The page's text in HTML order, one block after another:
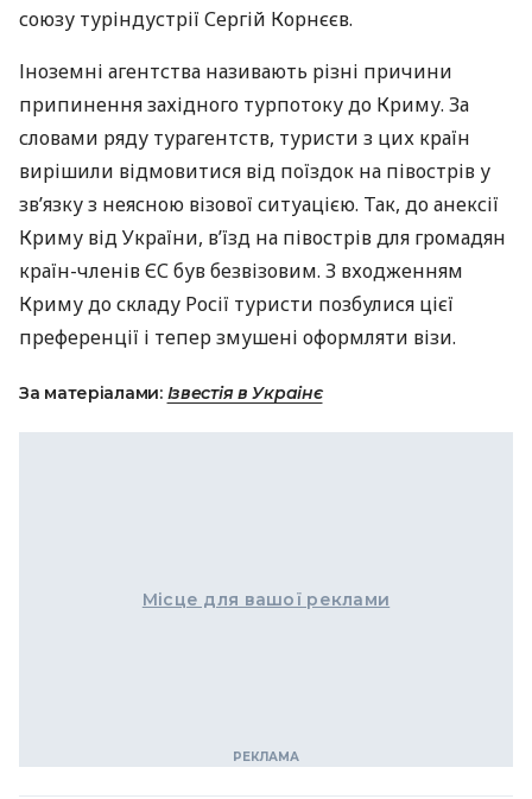
союзу туріндустрії Сергій Корнєєв.
Іноземні агентства називають різні причини
припинення західного турпотоку до Криму. За
словами ряду турагентств, туристи з цих країн
вирішили відмовитися від поїздок на півострів у
зв’язку з неясною візової ситуацією. Так, до анексії
Криму від України, в’їзд на півострів для громадян
країн-членів ЄС був безвізовим. З входженням
Криму до складу Росії туристи позбулися цієї
преференції і тепер змушені оформляти візи.
За матеріалами: Ізвестія в Украінє
Місце для вашої реклами